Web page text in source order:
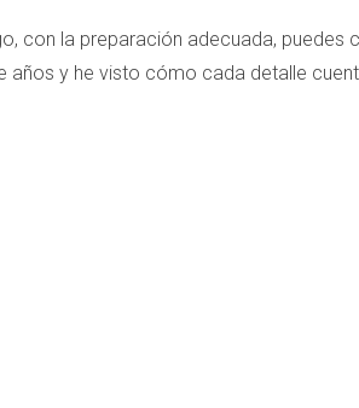
con la preparación adecuada, puedes
y he visto cómo cada detalle